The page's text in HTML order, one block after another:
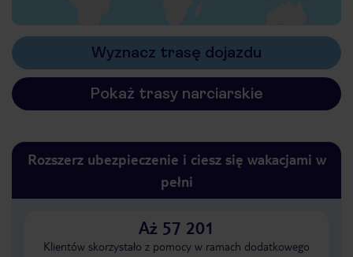
Wyznacz trasę dojazdu
Pokaż trasy narciarskie
Rozszerz ubezpieczenie i ciesz się wakacjami w
pełni
Aż 57 201
Klientów skorzystało z pomocy w ramach dodatkowego